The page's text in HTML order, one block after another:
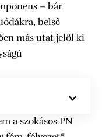
– bár
belső
más utat jelöl ki
a szokásos PN